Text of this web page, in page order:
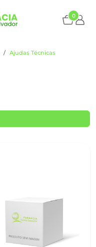
0
Ajudas Técnicas